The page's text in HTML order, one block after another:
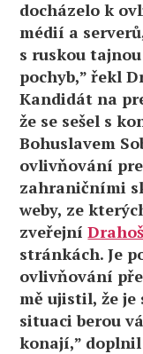
docházelo k
médií a
s ruskou
pochyb,” řekl
Kandidát na
že se sešel s
Bohuslavem
ovlivňování
zahraničními
weby, ze
zveřejníDrahoš
stránkách. Je
ovlivňování
mě ujistil, že je
situaci berou
konají,”